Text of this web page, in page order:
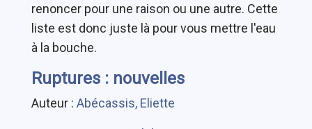
renoncer pour une raison ou une autre. Cette
liste est donc juste là pour vous mettre l'eau
à la bouche.
Ruptures : nouvelles
Auteur : Abécassis, Eliette